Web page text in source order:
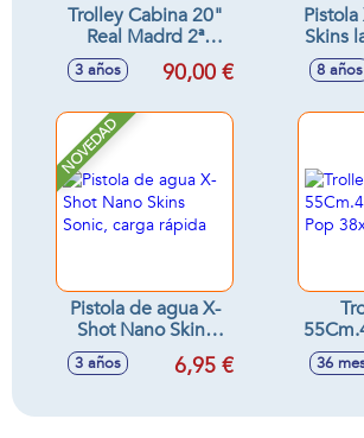
Trolley Cabina 20"
Real Madrd 2ª
Equipacion 23/24
34,5X55X20Cm
3 años 90,00 €
Skins
16
cm
8 años
NOVEDAD
Pistola de agua X-
Shot Nano Skins
Sonic, carga rápida
3 años 6,95 €
Pop
36